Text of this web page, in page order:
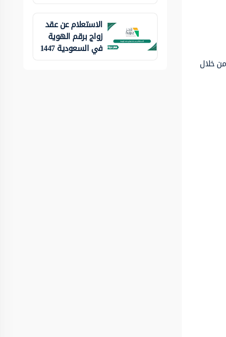
من خلال
الاستعلام عن عقد
زواج برقم الهوية
في السعودية 1447